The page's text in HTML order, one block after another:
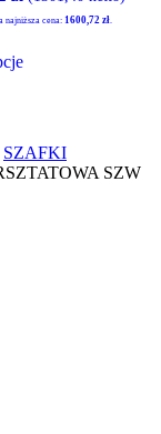
najniższa cena: 1600,72 zł.
produkt
Opcje
można
wybrać
SZAFKI
SZW